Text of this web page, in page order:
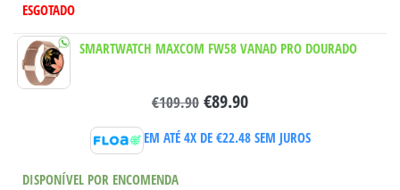
ESGOTADO
SMARTWATCH MAXCOM FW58 VANAD PRO DOURADO
€109.90 €89.90
EM ATÉ 4X DE €22.48SEM JUROS
DISPONÍVEL POR ENCOMENDA